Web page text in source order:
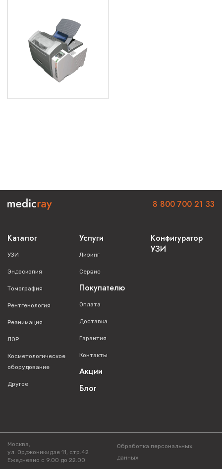
Каталог
УЗИ
Эндоскопия
Томография
Рентгенология
Реанимация
ЛОР
Косметологическое
оборудование
Другое
Услуги
Лизинг
Сервис
Покупателю
Оплата
Доставка
Гарантия
Контакты
Акции
Блог
Конфигуратор
УЗИ
8 800 700 21 33
Москва,
ул. Орджоникидзе 11, стр.42
Ежедневно с 9.00 до 22.00
Обработка персональных
данных